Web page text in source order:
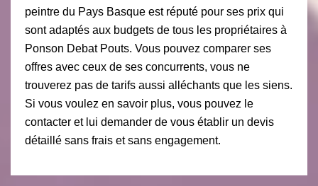
peintre du Pays Basque est réputé pour ses prix qui
sont adaptés aux budgets de tous les propriétaires à
Ponson Debat Pouts. Vous pouvez comparer ses
offres avec ceux de ses concurrents, vous ne
trouverez pas de tarifs aussi alléchants que les siens.
Si vous voulez en savoir plus, vous pouvez le
contacter et lui demander de vous établir un devis
détaillé sans frais et sans engagement.